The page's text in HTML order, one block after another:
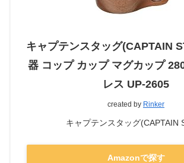
キャプテンスタッグ(CAPTAIN
器 コップ カップ マグカップ
レス UP-2605
created by Rinker
キャプテンスタッグ(CAPTAIN
Amazonで探す